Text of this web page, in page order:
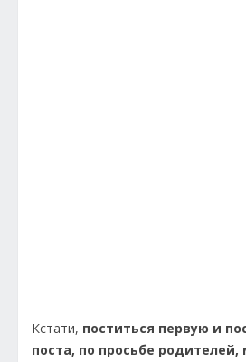
Кстати, поститься первую и
поста, по просьбе